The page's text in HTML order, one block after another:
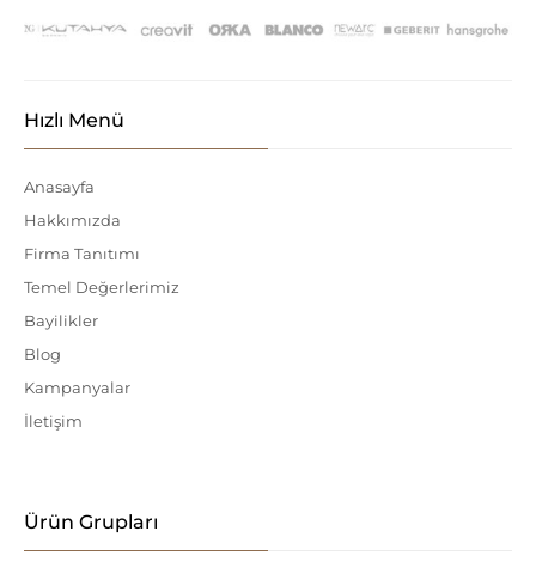
Hızlı Menü
Anasayfa
Hakkımızda
Firma Tanıtımı
Temel Değerlerimiz
Bayilikler
Blog
Kampanyalar
İletişim
Ürün Grupları